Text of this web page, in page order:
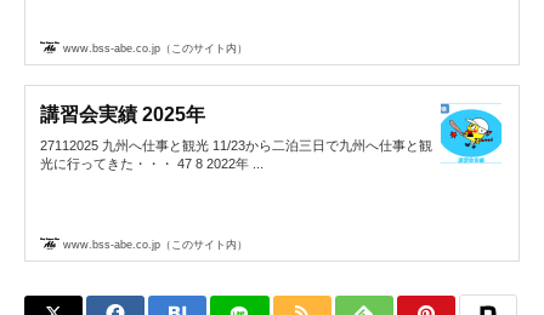
www.bss-abe.co.jp（このサイト内）
講習会実績 2025年
27112025 九州へ仕事と観光 11/23から二泊三日で九州へ仕事と観
光に行ってきた・・・ 47 8 2022年 ...
www.bss-abe.co.jp（このサイト内）